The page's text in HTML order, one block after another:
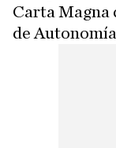
Carta Magna
de